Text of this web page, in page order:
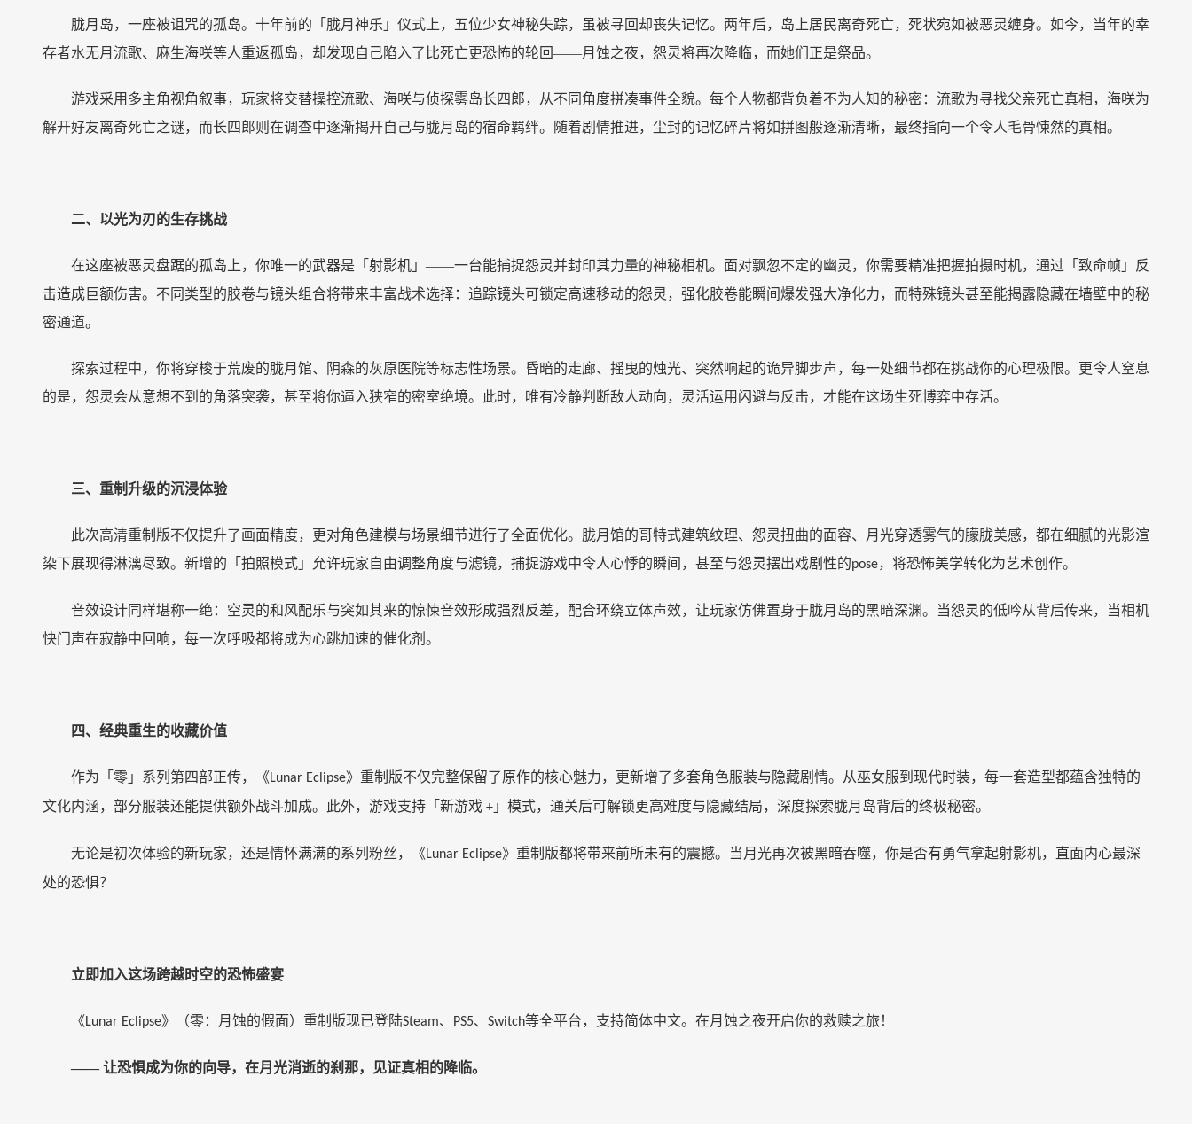
胧月岛，一座被诅咒的孤岛。十年前的「胧月神乐」仪式上，五位少女神秘失踪，虽被寻回却丧失记忆。两年后，岛上居民离奇死亡，死状宛如被恶灵缠身。如今，当年的幸
存者水无月流歌、麻生海咲等人重返孤岛，却发现自己陷入了比死亡更恐怖的轮回——月蚀之夜，怨灵将再次降临，而她们正是祭品。
游戏采用多主角视角叙事，玩家将交替操控流歌、海咲与侦探雾岛长四郎，从不同角度拼凑事件全貌。每个人物都背负着不为人知的秘密：流歌为寻找父亲死亡真相，海咲为
解开好友离奇死亡之谜，而长四郎则在调查中逐渐揭开自己与胧月岛的宿命羁绊。随着剧情推进，尘封的记忆碎片将如拼图般逐渐清晰，最终指向一个令人毛骨悚然的真相。
二、以光为刃的生存挑战
在这座被恶灵盘踞的孤岛上，你唯一的武器是「射影机」 ——一台能捕捉怨灵并封印其力量的神秘相机。面对飘忽不定的幽灵，你需要精准把握拍摄时机，通过「致命帧」反
击造成巨额伤害。不同类型的胶卷与镜头组合将带来丰富战术选择：追踪镜头可锁定高速移动的怨灵，强化胶卷能瞬间爆发强大净化力，而特殊镜头甚至能揭露隐藏在墙壁中的秘
密通道。
探索过程中，你将穿梭于荒废的胧月馆、阴森的灰原医院等标志性场景。昏暗的走廊、摇曳的烛光、突然响起的诡异脚步声，每一处细节都在挑战你的心理极限。更令人窒息
的是，怨灵会从意想不到的角落突袭，甚至将你逼入狭窄的密室绝境。此时，唯有冷静判断敌人动向，灵活运用闪避与反击，才能在这场生死博弈中存活。
三、重制升级的沉浸体验
此次高清重制版不仅提升了画面精度，更对角色建模与场景细节进行了全面优化。胧月馆的哥特式建筑纹理、怨灵扭曲的面容、月光穿透雾气的朦胧美感，都在细腻的光影渲
染下展现得淋漓尽致。新增的「拍照模式」允许玩家自由调整角度与滤镜，捕捉游戏中令人心悸的瞬间，甚至与怨灵摆出戏剧性的pose，将恐怖美学转化为艺术创作。
音效设计同样堪称一绝：空灵的和风配乐与突如其来的惊悚音效形成强烈反差，配合环绕立体声效，让玩家仿佛置身于胧月岛的黑暗深渊。当怨灵的低吟从背后传来，当相机
快门声在寂静中回响，每一次呼吸都将成为心跳加速的催化剂。
四、经典重生的收藏价值
作为「零」系列第四部正传，《Lunar Eclipse》重制版不仅完整保留了原作的核心魅力，更新增了多套角色服装与隐藏剧情。从巫女服到现代时装，每一套造型都蕴含独特的
文化内涵，部分服装还能提供额外战斗加成。此外，游戏支持「新游戏 + 」模式，通关后可解锁更高难度与隐藏结局，深度探索胧月岛背后的终极秘密。
无论是初次体验的新玩家，还是情怀满满的系列粉丝，《Lunar Eclipse》重制版都将带来前所未有的震撼。当月光再次被黑暗吞噬，你是否有勇气拿起射影机，直面内心最深
处的恐惧？
立即加入这场跨越时空的恐怖盛宴
《Lunar Eclipse》（零：月蚀的假面）重制版现已登陆Steam、 PS5、 Switch等全平台，支持简体中文。在月蚀之夜开启你的救赎之旅！
—— 让恐惧成为你的向导，在月光消逝的刹那，见证真相的降临。